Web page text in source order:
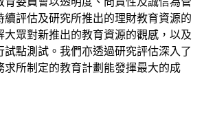
續評估及研究所推出的理財教育資源的
大眾對新推出的教育資源的觀感，以及
試點測試。我們亦透過研究評估深入了
求所制定的教育計劃能發揮最大的成